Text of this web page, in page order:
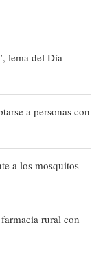
lema del Día
a personas con
a los mosquitos
rural con